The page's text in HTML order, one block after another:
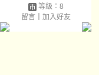
等級：8
留言｜ 加入好友